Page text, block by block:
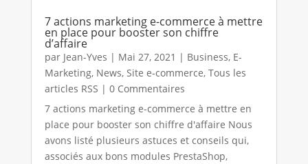
7 actions marketing e-commerce à mettre
en place pour booster son chiffre
d’affaire
par Jean-Yves | Mai 27, 2021 | Business, E-
Marketing, News, Site e-commerce, Tous les
articles RSS | 0 Commentaires
7 actions marketing e-commerce à mettre en
place pour booster son chiffre d'affaire Nous
avons listé plusieurs astuces et conseils qui,
associés aux bons modules PrestaShop,